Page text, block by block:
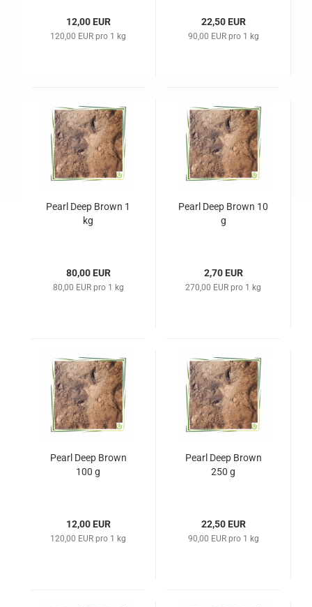
12,00 EUR
120,00 EUR pro 1 kg
22,50 EUR
90,00 EUR pro 1 kg
Pearl Deep Brown 1
kg
80,00 EUR
80,00 EUR pro 1 kg
Pearl Deep Brown 10
g
2,70 EUR
270,00 EUR pro 1 kg
Pearl Deep Brown
100 g
12,00 EUR
120,00 EUR pro 1 kg
Pearl Deep Brown
250 g
22,50 EUR
90,00 EUR pro 1 kg